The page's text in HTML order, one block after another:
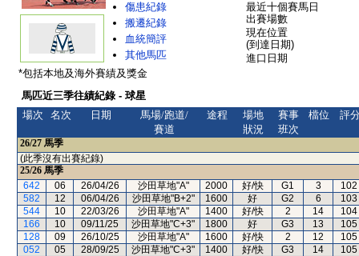
傷患紀錄
搬遷紀錄
血統簡評
其他馬匹
最近十個賽馬日
出賽場數
現在位置
(到達日期)
進口日期
*包括本地及海外賽績及獎金
馬匹近三季往績紀錄 - 球星
場次
名次 日期
馬場/跑道/
賽道
途程
場地
狀況
賽事
班次
檔位 評
26/27 馬季
(此季沒有出賽紀錄)
25/26 馬季
642
06 26/04/26 沙田草地"A" 2000 好/快 G1 3
102
582
12 06/04/26 沙田草地"B+2" 1600 好 G2 6
103
544
10 22/03/26 沙田草地"A" 1400 好/快 2 14
104
166
10 09/11/25 沙田草地"C+3" 1800 好 G3 13
105
128
09 26/10/25 沙田草地"A" 1600 好/快 2 12
105
052
05 28/09/25 沙田草地"C+3" 1400 好/快 G3 14
105